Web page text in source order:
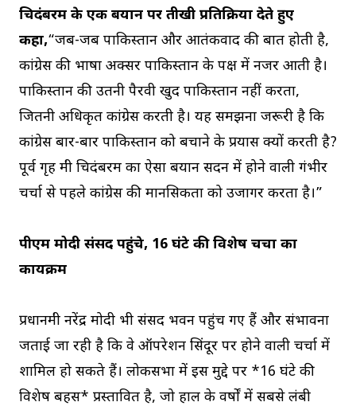
चिदंबरम के एक बयान पर तीखी प्रतिक्रिया देते हुए
कहा,“जब-जब पाकिस्तान और आतंकवाद की बात होती है,
कांग्रेस की भाषा अक्सर पाकिस्तान के पक्ष में नजर आती है।
पाकिस्तान की उतनी पैरवी खुद पाकिस्तान नहीं करता,
जितनी अधिकृत कांग्रेस करती है। यह समझना जरूरी है कि
कांग्रेस बार-बार पाकिस्तान को बचाने के प्रयास क्यों करती है?
पूर्व गृह मंत्री चिदंबरम का ऐसा बयान सदन में होने वाली गंभीर
चर्चा से पहले कांग्रेस की मानसिकता को उजागर करता है।”
पीएम मोदी संसद पहुंचे, 16 घंटे की विशेष चर्चा का
कार्यक्रम
प्रधानमंत्री नरेंद्र मोदी भी संसद भवन पहुंच गए हैं और संभावना
जताई जा रही है कि वे ऑपरेशन सिंदूर पर होने वाली चर्चा में
शामिल हो सकते हैं। लोकसभा में इस मुद्दे पर *16 घंटे की
विशेष बहस* प्रस्तावित है, जो हाल के वर्षों में सबसे लंबी